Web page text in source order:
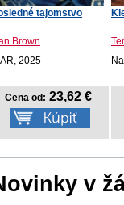
tajomstvo
Brown
2025
Cena od: 23,62 €
v